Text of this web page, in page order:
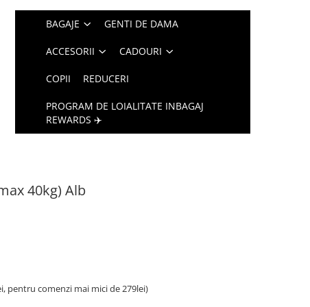
BAGAJE GENTI DE DAMA
ACCESORII CADOURI
COPII REDUCERI
PROGRAM DE LOIALITATE INBAGAJ
REWARDS ✈️
40kg) Alb
pentru comenzi mai mici de 279lei)